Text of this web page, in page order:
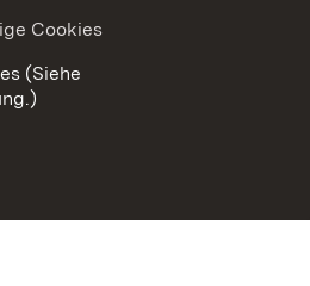
Erklärung zur
Cookies
(Siehe